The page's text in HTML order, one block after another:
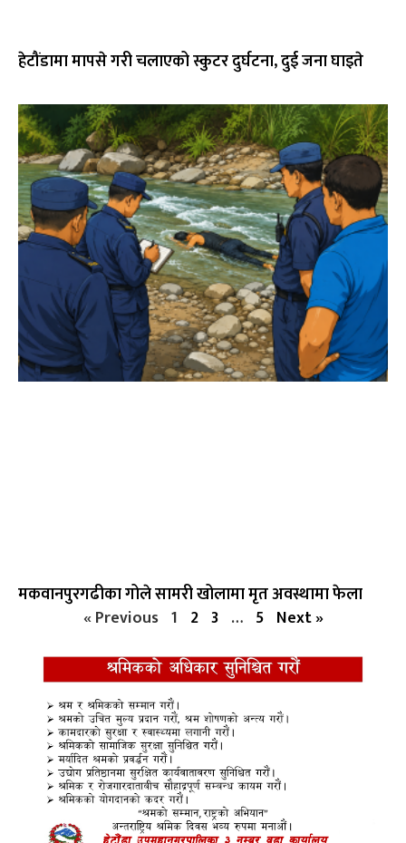
हेटौंडामा मापसे गरी चलाएको स्कुटर दुर्घटना, दुई जना घाइते
मकवानपुरगढीका गोले सामरी खोलामा मृत अवस्थामा फेला
« Previous 1 2 3 … 5 Next »